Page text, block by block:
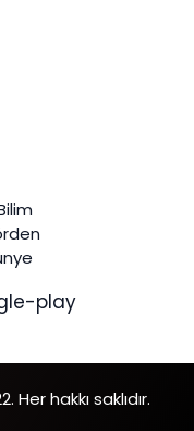
hakkı saklıdır.